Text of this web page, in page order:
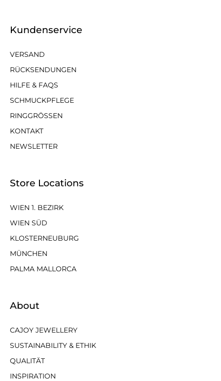
Kundenservice
VERSAND
RÜCKSENDUNGEN
HILFE & FAQS
SCHMUCKPFLEGE
RINGGRÖSSEN
KONTAKT
NEWSLETTER
Store Locations
WIEN 1. BEZIRK
WIEN SÜD
KLOSTERNEUBURG
MÜNCHEN
PALMA MALLORCA
About
CAJOY JEWELLERY
SUSTAINABILITY & ETHIK
QUALITÄT
INSPIRATION